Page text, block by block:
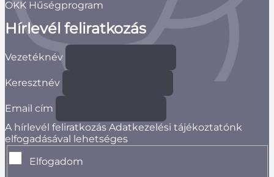
OKK Hűségprogram
Hírlevél feliratkozás
Vezetéknév
Keresztnév
Email cím
A hírlevél feliratkozás Adatkezelési tájékoztatónk
elfogadásával lehetséges
Elfogadom